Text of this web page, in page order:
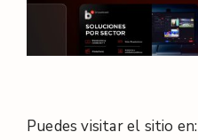
Puedes visitar el sitio en: